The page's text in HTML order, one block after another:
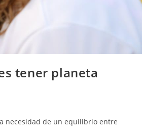
tener planeta
necesidad de un equilibrio entre